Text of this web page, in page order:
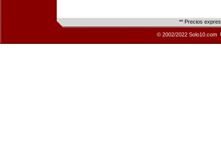
** Precios
© 2002/2022 Solo10.com